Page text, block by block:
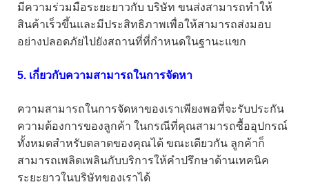
มีความร่วมมือระยะยาวกับ บริษัท ขนส่งสามารถทำให้
สินค้าเร็วขึ้นและมีประสิทธิภาพเพื่อให้สามารถส่งมอบ
อย่างปลอดภัยไปยังสถานที่ที่กำหนดในฐานะแขก
5. เกี่ยวกับความสามารถในการจัดหา
ความสามารถในการจัดหาของเราเพียงพอที่จะรับประกัน
ความต้องการของลูกค้า ในกรณีที่คุณสามารถซื้ออุปกรณ์
ทั้งหมดสำหรับตลาดของคุณได้ ขณะเดียวกัน ลูกค้าก็
สามารถเพลิดเพลินกับบริการให้คำปรึกษาด้านเทคนิค
ระยะยาวในบริษัทของเราได้